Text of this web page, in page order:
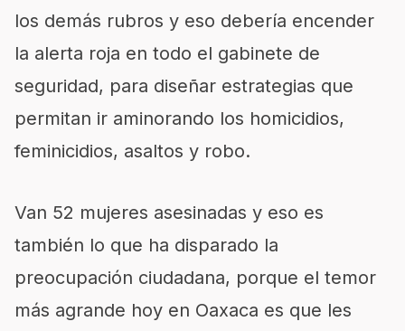
los demás rubros y eso debería encender
la alerta roja en todo el gabinete de
seguridad, para diseñar estrategias que
permitan ir aminorando los homicidios,
feminicidios, asaltos y robo.
Van 52 mujeres asesinadas y eso es
también lo que ha disparado la
preocupación ciudadana, porque el temor
más agrande hoy en Oaxaca es que les